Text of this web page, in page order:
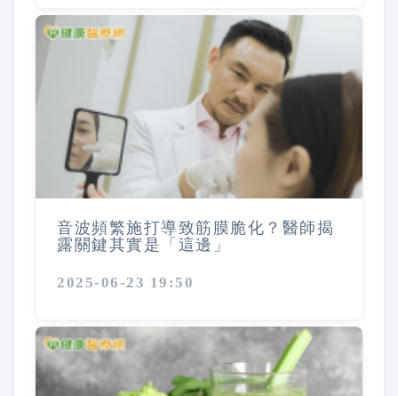
音波頻繁施打導致筋膜脆化？醫師揭
露關鍵其實是「這邊」
2025-06-23 19:50